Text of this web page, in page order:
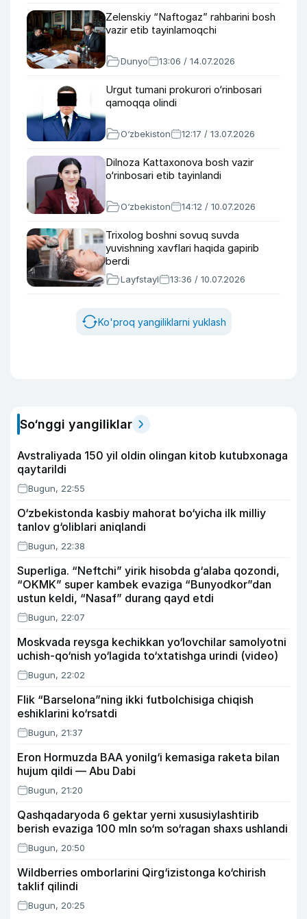
Zelenskiy “Naftogaz” rahbarini bosh
vazir etib tayinlamoqchi
Dunyo 13:06 / 14.07.2026
Urgut tumani prokurori o‘rinbosari
qamoqqa olindi
O‘zbekiston 12:17 / 13.07.2026
Dilnoza Kattaxonova bosh vazir
o‘rinbosari etib tayinlandi
O‘zbekiston 14:12 / 10.07.2026
Trixolog boshni sovuq suvda
yuvishning xavflari haqida gapirib
berdi
Layfstayl 13:36 / 10.07.2026
Ko'proq yangiliklarni yuklash
So‘nggi yangiliklar
Avstraliyada 150 yil oldin olingan kitob kutubxonaga
qaytarildi
Bugun, 22:55
O‘zbekistonda kasbiy mahorat bo‘yicha ilk milliy
tanlov g‘oliblari aniqlandi
Bugun, 22:38
Superliga. “Neftchi” yirik hisobda g‘alaba qozondi,
“OKMK” super kambek evaziga “Bunyodkor”dan
ustun keldi, “Nasaf” durang qayd etdi
Bugun, 22:07
Moskvada reysga kechikkan yo‘lovchilar samolyotni
uchish-qo‘nish yo‘lagida to‘xtatishga urindi (video)
Bugun, 22:02
Flik “Barselona”ning ikki futbolchisiga chiqish
eshiklarini ko‘rsatdi
Bugun, 21:37
Eron Hormuzda BAA yonilg‘i kemasiga raketa bilan
hujum qildi — Abu Dabi
Bugun, 21:20
Qashqadaryoda 6 gektar yerni xususiylashtirib
berish evaziga 100 mln so‘m so‘ragan shaxs ushlandi
Bugun, 20:50
Wildberries omborlarini Qirg‘izistonga ko‘chirish
taklif qilindi
Bugun, 20:25